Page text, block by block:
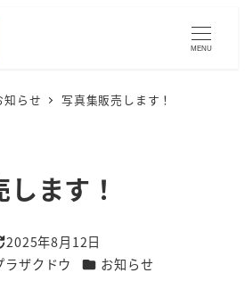
MENU
知らせ 写真集販売します！
ます！
新日
2025年8月12日
ラザクドウ カテゴリー
お知らせ